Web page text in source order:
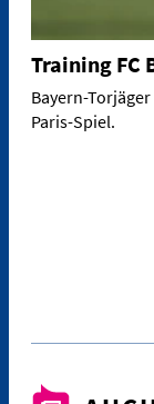
Training FC
Bayern-
Paris-Spiel.